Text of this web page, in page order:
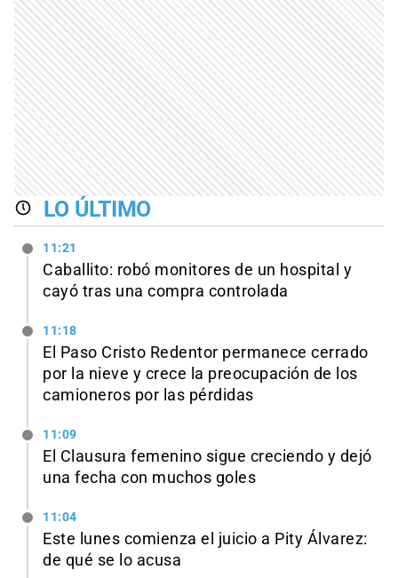
LO ÚLTIMO
11:21
Caballito: robó monitores de un hospital y
cayó tras una compra controlada
11:18
El Paso Cristo Redentor permanece cerrado
por la nieve y crece la preocupación de los
camioneros por las pérdidas
11:09
El Clausura femenino sigue creciendo y dejó
una fecha con muchos goles
11:04
Este lunes comienza el juicio a Pity Álvarez:
de qué se lo acusa